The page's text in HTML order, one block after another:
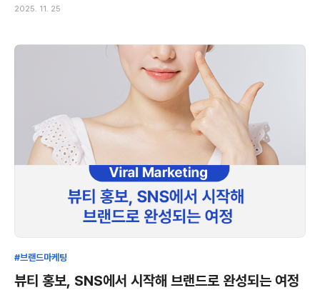
2025. 11. 25
#브랜드마케팅
뷰티 홍보, SNS에서 시작해 브랜드로 완성되는 여정